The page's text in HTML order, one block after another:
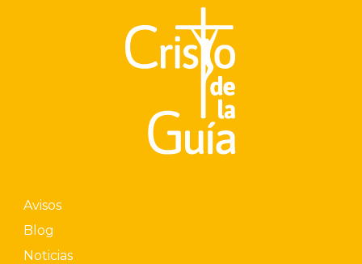
Avisos
Blog
Noticias